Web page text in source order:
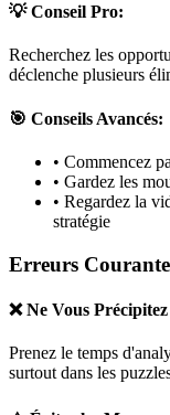
💡 Conseil Pro:
Recherchez les
déclenche plusieurs
🎯 Conseils Avancés:
• Commencez
• Gardez les
• Regardez la
stratégie
Erreurs
❌ Ne Vous Précipitez
Prenez le temps
surtout dans les